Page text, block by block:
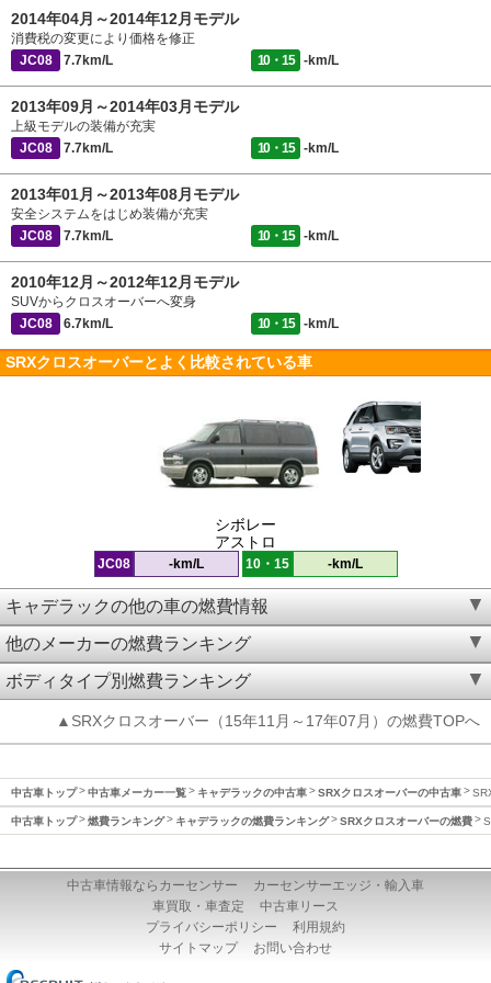
2014年04月～2014年12月モデル
消費税の変更により価格を修正
JC08
7.7km/L 10・15 -km/L
2013年09月～2014年03月モデル
上級モデルの装備が充実
JC08
7.7km/L 10・15 -km/L
2013年01月～2013年08月モデル
安全システムをはじめ装備が充実
JC08
7.7km/L 10・15 -km/L
2010年12月～2012年12月モデル
SUVからクロスオーバーへ変身
JC08
6.7km/L 10・15 -km/L
SRXクロスオーバーとよく比較されている車
シボレー
アストロ
JC08 -km/L 10・15 -km/L
キャデラックの他の車の燃費情報
他のメーカーの燃費ランキング
ボディタイプ別燃費ランキング
▲SRXクロスオーバー（15年11月～17年07月）の燃費TOPへ
中古車トップ 中古車メーカー一覧 キャデラックの中古車 SRXクロスオーバーの中古車
中古車トップ 燃費ランキング キャデラックの燃費ランキング SRXクロスオーバーの燃費
中古車情報ならカーセンサー
カーセンサーエッジ・輸入車
車買取・車査定
中古車リース
プライバシーポリシー
利用規約
サイトマップ
お問い合わせ